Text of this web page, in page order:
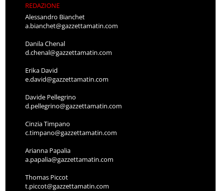
REDAZIONE
Alessandro Bianchet
a.bianchet@gazzettamatin.com
Danila Chenal
d.chenal@gazzettamatin.com
Erika David
e.david@gazzettamatin.com
Davide Pellegrino
d.pellegrino@gazzettamatin.com
Cinzia Timpano
c.timpano@gazzettamatin.com
Arianna Papalia
a.papalia@gazzettamatin.com
Thomas Piccot
t.piccot@gazzettamatin.com